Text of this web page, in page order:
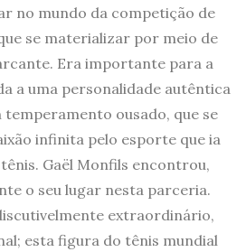
no mundo da competição de
se materializar por meio de
Era importante para a
a uma personalidade autêntica
temperamento ousado, que se
infinita pelo esporte que ia
Gaël Monfils encontrou,
o seu lugar nesta parceria.
extraordinário,
esta figura do tênis mundial